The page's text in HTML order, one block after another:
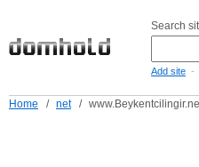
Search
Add site -
Home / net /